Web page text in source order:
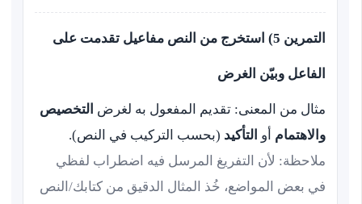
التمرين 5) استخرج من النص مفاعيل تقدمت على
الفاعل وبيّن الغرض
مثال من المعنى: تقديم المفعول به لغرض التخصيص
والاهتمام أو التأكيد (بحسب التركيب في النص).
ملاحظة: لأن التفريغ المرسل فيه اضطراب لفظي
في بعض المواضع، خُذ المثال الدقيق من كتابك/النص